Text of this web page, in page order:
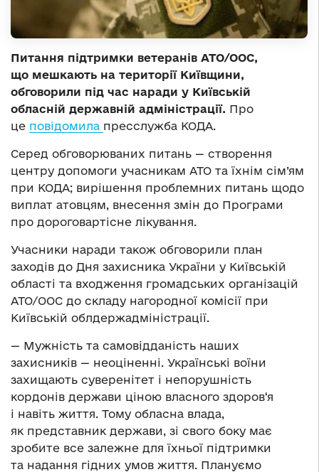
Питання підтримки ветеранів АТО/ООС,
що мешкають на території Київщини,
обговорили під час наради у Київській
обласній державній адміністрації. Про
це повідомила пресслужба КОДА.
Серед обговорюваних питань — створення
центру допомоги учасникам АТО та їхнім сім’ям
при КОДА; вирішення проблемних питань щодо
виплат атовцям, внесення змін до Програми
про дороговартісне лікування.
Учасники наради також обговорили план
заходів до Дня захисника України у Київській
області та входження громадських організацій
АТО/ООС до складу нагородної комісії при
Київській облдержадміністрації.
— Мужність та самовідданість наших
захисників — неоціненні. Українські воїни
захищають суверенітет і непорушність
кордонів держави ціною власного здоров‘я
і навіть життя. Тому обласна влада,
як представник держави, зі свого боку має
зробите все залежне для їхньої підтримки
та надання гідних умов життя. Плануємо